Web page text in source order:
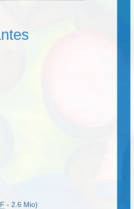
- 2.6 Mio)